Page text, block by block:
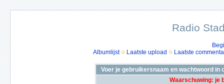
Radio
Albumlijst
Laatste upload Laatste
Voer je gebruikersnaam en wachtwoord in
Waarschuwing: je